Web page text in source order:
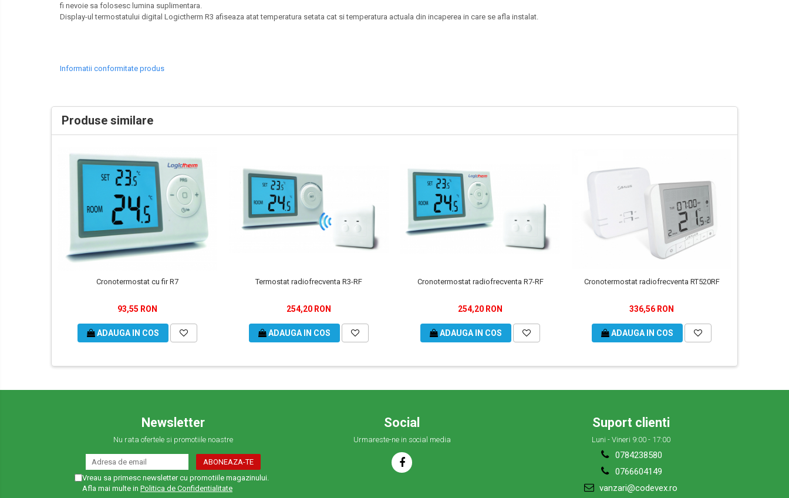
fi nevoie sa folosesc lumina suplimentara.
Display-ul termostatului digital Logictherm R3 afiseaza atat temperatura setata cat si temperatura actuala din incaperea in care se afla instalat.
Informatii conformitate produs
Produse similare
Cronotermostat cu fir R7
93,55 RON
ADAUGA IN COS
Termostat radiofrecventa R3-RF
254,20 RON
ADAUGA IN COS
Cronotermostat radiofrecventa R7-RF
254,20 RON
ADAUGA IN COS
Cronotermostat radiofrecventa RT520RF
336,56 RON
ADAUGA IN COS
Newsletter
Nu rata ofertele si promotiile noastre
Vreau sa primesc newsletter cu promotiile magazinului.
Afla mai multe in Politica de Confidentialitate
Social
Urmareste-ne in social media
Suport clienti
Luni - Vineri 9:00 - 17:00
0784238580
0766604149
vanzari@codevex.ro